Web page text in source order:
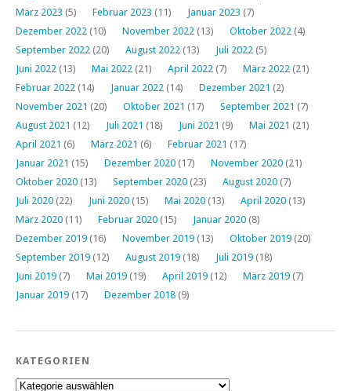
März 2023 (5) Februar 2023 (11) Januar 2023 (7)
Dezember 2022 (10) November 2022 (13) Oktober 2022 (4)
September 2022 (20) August 2022 (13) Juli 2022 (5)
Juni 2022 (13) Mai 2022 (21) April 2022 (7) März 2022 (21)
Februar 2022 (14) Januar 2022 (14) Dezember 2021 (2)
November 2021 (20) Oktober 2021 (17) September 2021 (7)
August 2021 (12) Juli 2021 (18) Juni 2021 (9) Mai 2021 (21)
April 2021 (6) März 2021 (6) Februar 2021 (17)
Januar 2021 (15) Dezember 2020 (17) November 2020 (21)
Oktober 2020 (13) September 2020 (23) August 2020 (7)
Juli 2020 (22) Juni 2020 (15) Mai 2020 (13) April 2020 (13)
März 2020 (11) Februar 2020 (15) Januar 2020 (8)
Dezember 2019 (16) November 2019 (13) Oktober 2019 (20)
September 2019 (12) August 2019 (18) Juli 2019 (18)
Juni 2019 (7) Mai 2019 (19) April 2019 (12) März 2019 (7)
Januar 2019 (17) Dezember 2018 (9)
KATEGORIEN
Kategorien